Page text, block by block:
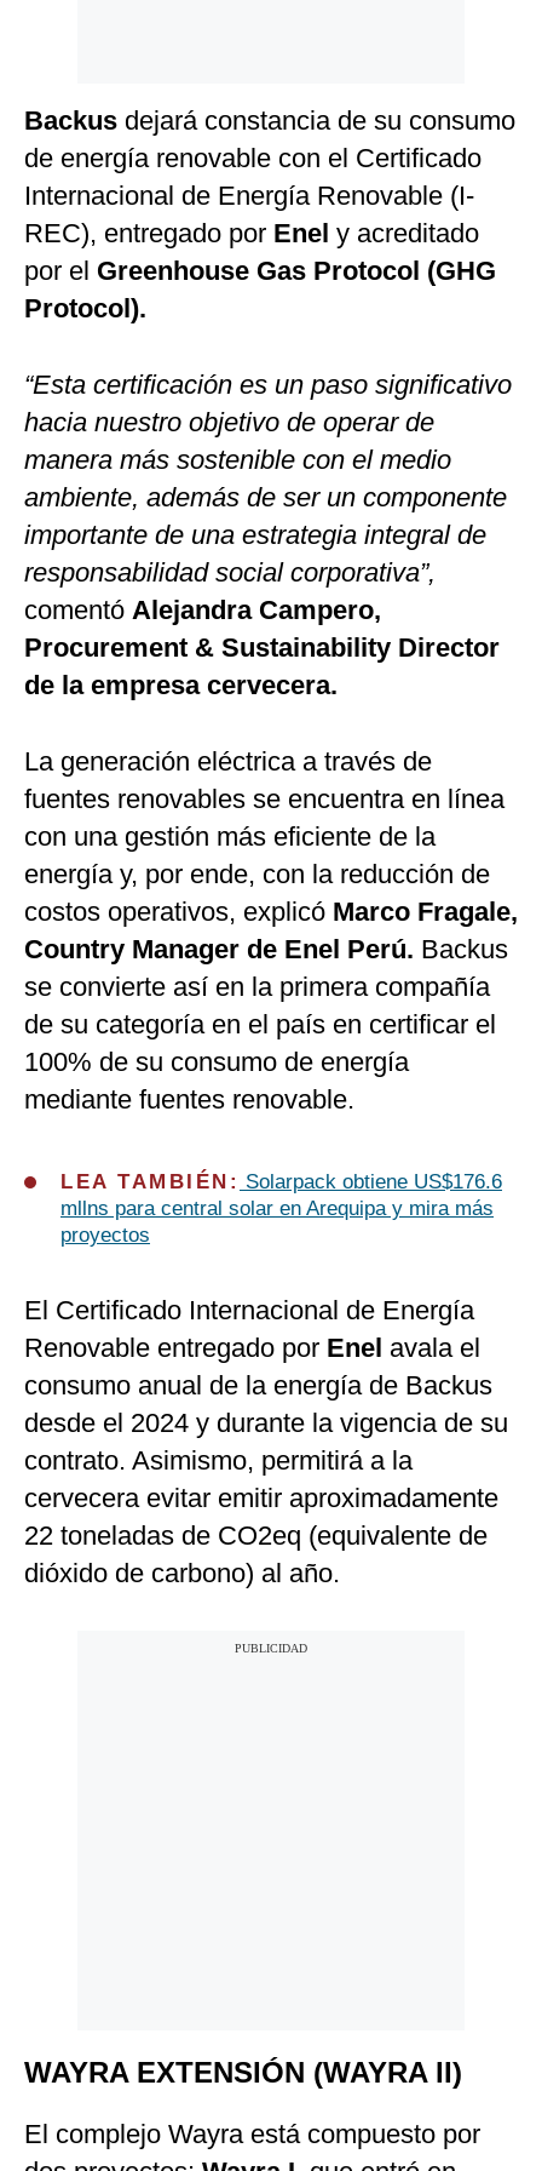
Backus dejará constancia de su consumo
de energía renovable con el Certificado
Internacional de Energía Renovable (I-
REC), entregado por Enel y acreditado
por el Greenhouse Gas Protocol (GHG
Protocol).
“Esta certificación es un paso significativo
hacia nuestro objetivo de operar de
manera más sostenible con el medio
ambiente, además de ser un componente
importante de una estrategia integral de
responsabilidad social corporativa”,
comentó Alejandra Campero,
Procurement & Sustainability Director
de la empresa cervecera.
La generación eléctrica a través de
fuentes renovables se encuentra en línea
con una gestión más eficiente de la
energía y, por ende, con la reducción de
costos operativos, explicó Marco Fragale,
Country Manager de Enel Perú. Backus
se convierte así en la primera compañía
de su categoría en el país en certificar el
100% de su consumo de energía
mediante fuentes renovable.
LEA TAMBIÉN: Solarpack obtiene US$176.6
mllns para central solar en Arequipa y mira más
proyectos
El Certificado Internacional de Energía
Renovable entregado por Enel avala el
consumo anual de la energía de Backus
desde el 2024 y durante la vigencia de su
contrato. Asimismo, permitirá a la
cervecera evitar emitir aproximadamente
22 toneladas de CO2eq (equivalente de
dióxido de carbono) al año.
WAYRA EXTENSIÓN (WAYRA II)
El complejo Wayra está compuesto por